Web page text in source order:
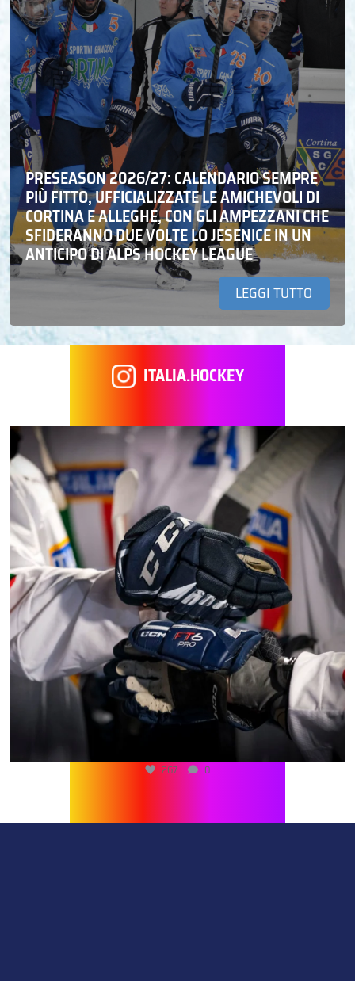
PRESEASON 2026/27: CALENDARIO SEMPRE
PIÙ FITTO, UFFICIALIZZATE LE AMICHEVOLI DI
CORTINA E ALLEGHE, CON GLI AMPEZZANI CHE
SFIDERANNO DUE VOLTE LO JESENICE IN UN
ANTICIPO DI ALPS HOCKEY LEAGUE
LEGGI TUTTO
ITALIA.HOCKEY
267 0